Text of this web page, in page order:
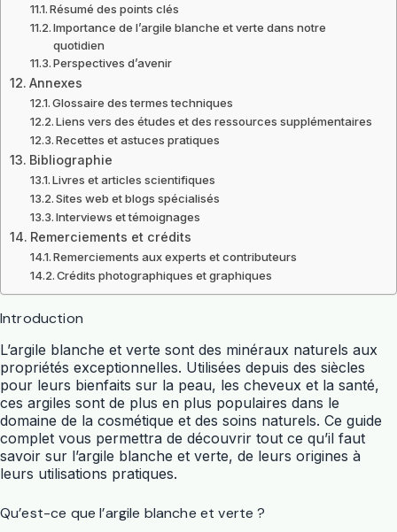
Résumé des points clés
Importance de l’argile blanche et verte dans notre
quotidien
Perspectives d’avenir
Annexes
Glossaire des termes techniques
Liens vers des études et des ressources supplémentaires
Recettes et astuces pratiques
Bibliographie
Livres et articles scientifiques
Sites web et blogs spécialisés
Interviews et témoignages
Remerciements et crédits
Remerciements aux experts et contributeurs
Crédits photographiques et graphiques
Introduction
L’argile blanche et verte sont des minéraux naturels aux
propriétés exceptionnelles. Utilisées depuis des siècles
pour leurs bienfaits sur la peau, les cheveux et la santé,
ces argiles sont de plus en plus populaires dans le
domaine de la cosmétique et des soins naturels. Ce guide
complet vous permettra de découvrir tout ce qu’il faut
savoir sur l’argile blanche et verte, de leurs origines à
leurs utilisations pratiques.
Qu’est-ce que l’argile blanche et verte ?